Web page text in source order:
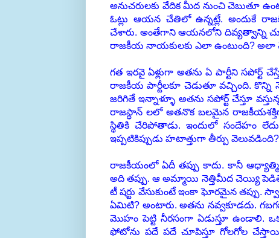
అనుచరులకు వేదిక మీద నుంచి చెబుతూ
ఓట్లు ఆయన చేతిలో ఉన్నట్లే. అందుకే
చేశారు. అంతేగాని ఆయనలోని దివ్యత్వాన్ని
రాజకీయ నాయకులకు ఎలా ఉంటుంది? అలా
గత ఇరవై ఏళ్లుగా అతను ఏ పార్టీని సపోర్ట్
రాజకీయ పార్టీలకూ చెడుతూ వచ్చింది.
జరిగితే ఇన్నాళ్ళూ అతను సపోర్ట్ చేస్తూ
రాజస్థాన్ లలో అతనొక బలమైన
స్థితికి చేరిపోతాడు. ఇందులో సందేహం
ఇప్పటికిప్పుడు హటాత్తుగా తీర్పు
రాజకీయంలో ఏదీ తప్పు కాదు. కానీ
అది తప్పు. ఆ అమ్మాయి నెత్తిమీద చెయ్యి
టీ షర్టు వేసుకుంటే ఇంకా ఘోరమైన
ఏమిటి? అంటారు. అతను నవ్వకూడదు.
మొహం పెట్టి నీరసంగా ఏడుస్తూ ఉండాలి.
ఫోటోను పదే పదే చూపిస్తూ గోలగోల